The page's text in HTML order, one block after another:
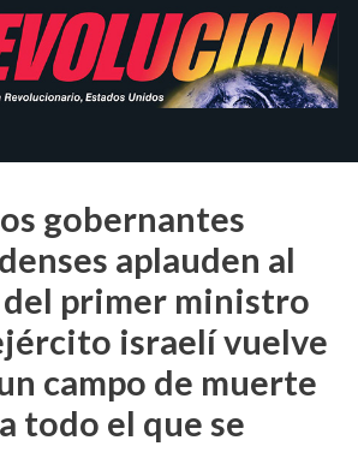
gobernantes
aplauden al
primer ministro
israelí vuelve
campo de muerte
todo el que se